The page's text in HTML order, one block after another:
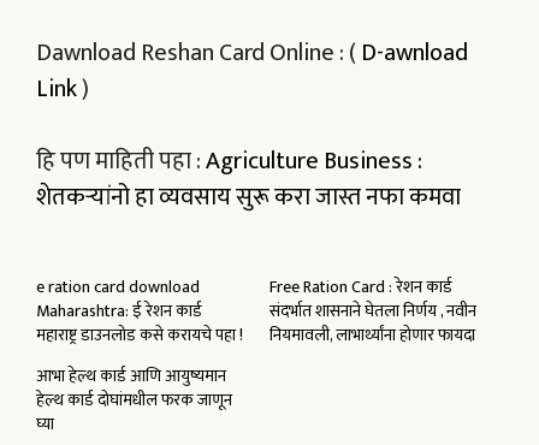
Dawnload Reshan Card Online : (D-awnload
Link)
हि पण माहिती पहा :Agriculture Business :
शेतकऱ्यांनो हा व्यवसाय सुरू करा जास्त नफा कमवा
e ration card download
Maharashtra: ई रेशन कार्ड
महाराष्ट्र डाउनलोड कसे करायचे पहा !
Free Ration Card : रेशन कार्ड
संदर्भात शासनाने घेतला निर्णय , नवीन
नियमावली, लाभार्थ्यांना होणार फायदा
आभा हेल्थ कार्ड आणि आयुष्यमान
हेल्थ कार्ड दोघांमधील फरक जाणून
घ्या